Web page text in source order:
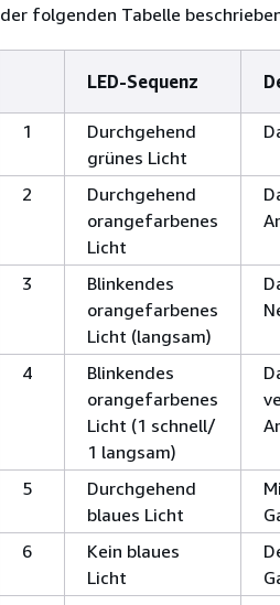
der folgenden Tabelle
LED-Sequenz
1
Durchgehend
grünes Licht
2
Durchgehend
orangefarbenes
Licht
3
Blinkendes
orangefarbenes
Licht (langsam)
4
Blinkendes
orangefarbenes
Licht (1 schnell/
1 langsam)
5
Durchgehend
blaues Licht
6
Kein blaues
Licht